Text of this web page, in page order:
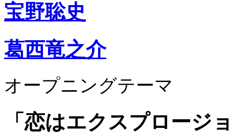
宝野聡史
葛西竜之介
オープニングテーマ
「恋はエクスプロージ